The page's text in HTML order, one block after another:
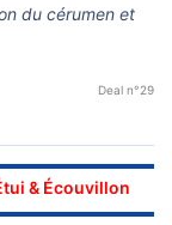
du cérumen et
Deal n°29
& Écouvillon